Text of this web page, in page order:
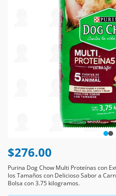
$276.00
Purina Dog Chow Multi Proteínas con
los Tamaños con Delicioso Sabor a
Bolsa con 3.75 kilogramos.